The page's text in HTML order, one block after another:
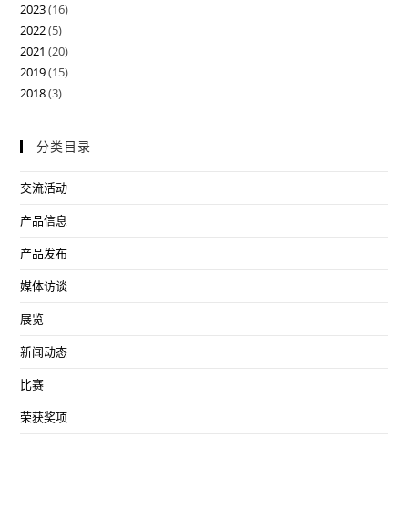
2023(16)
2022(5)
2021 (20)
2019(15)
2018(3)
分类目录
交流活动
产品信息
产品发布
媒体访谈
展览
新闻动态
比赛
荣获奖项